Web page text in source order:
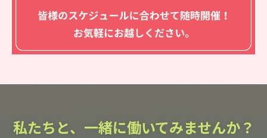
私たちと、一緒に働いてみませんか？